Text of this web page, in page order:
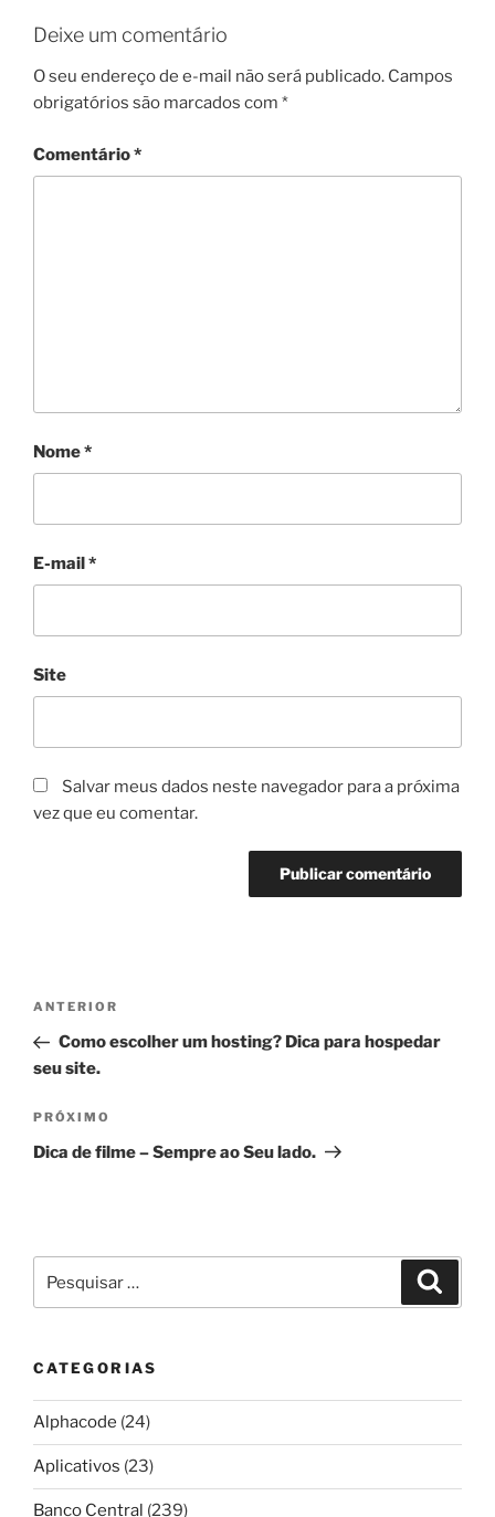
Deixe um comentário
O seu endereço de e-mail não será publicado. Campos
obrigatórios são marcados com *
Comentário*
Nome*
E-mail*
Site
Salvar meus dados neste navegador para a próxima
vez que eu comentar.
Navegação
Post
Post
anterior
ANTERIOR
Como escolher um hosting? Dica para hospedar
seu site.
Próximo
post
PRÓXIMO
Dica de filme – Sempre ao Seu lado.
por:
CATEGORIAS
Alphacode (24)
Aplicativos (23)
Banco Central (239)